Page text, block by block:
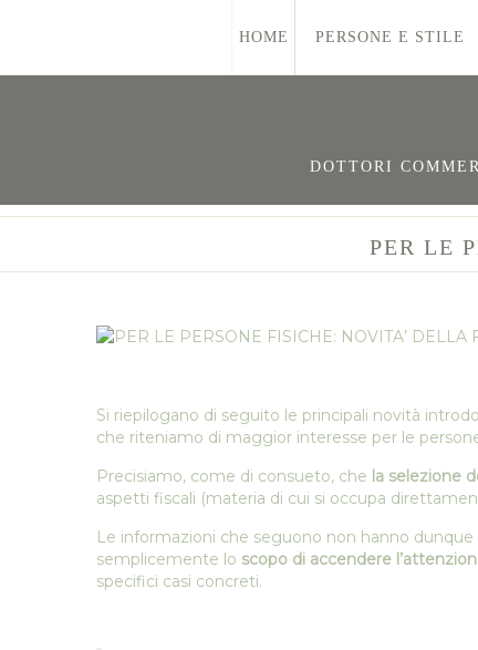
HOME PERSONE E STILE
DOTTORI
PER LE
Si riepilogano di seguito le principali novità
che riteniamo di maggior interesse per le
Precisiamo, come di consueto, che la selezione
aspetti fiscali (materia di cui si occupa
Le informazioni che seguono non hanno
semplicemente lo scopo di accendere
specifici casi concreti.